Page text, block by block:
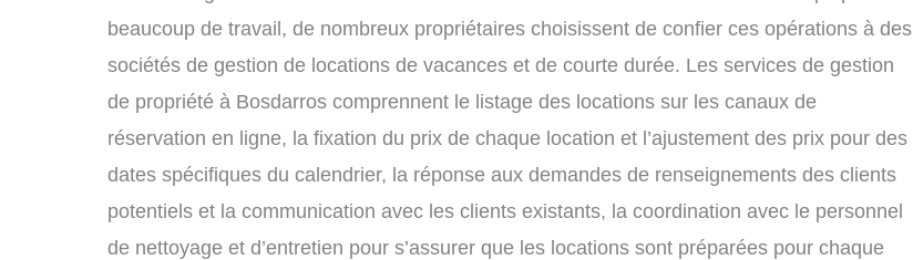
beaucoup de travail, de nombreux propriétaires choisissent de confier ces opérations à des
sociétés de gestion de locations de vacances et de courte durée. Les services de gestion
de propriété à Bosdarros comprennent le listage des locations sur les canaux de
réservation en ligne, la fixation du prix de chaque location et l’ajustement des prix pour des
dates spécifiques du calendrier, la réponse aux demandes de renseignements des clients
potentiels et la communication avec les clients existants, la coordination avec le personnel
de nettoyage et d’entretien pour s’assurer que les locations sont préparées pour chaque